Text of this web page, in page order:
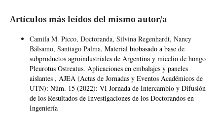
Artículos más leídos del mismo autor/a
Camila M. Picco, Doctoranda, Silvina Regenhardt, Nancy
Bálsamo, Santiago Palma, Material biobasado a base de
subproductos agroindustriales de Argentina y micelio de hongo
Pleurotus Ostreatus. Aplicaciones en embalajes y paneles
aislantes , AJEA (Actas de Jornadas y Eventos Académicos de
UTN): Núm. 15 (2022): VI Jornada de Intercambio y Difusión
de los Resultados de Investigaciones de los Doctorandos en
Ingeniería